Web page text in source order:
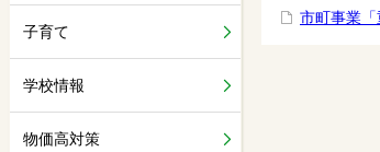
子育て
学校情報
物価高対策
市町事業「